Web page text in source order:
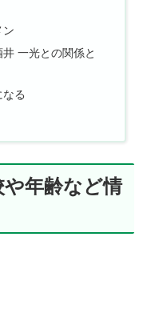
ン
一光との関係と
る
年齢など情